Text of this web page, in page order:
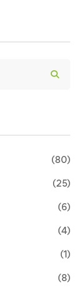
(80)
(25)
(6)
(4)
(1)
(8)